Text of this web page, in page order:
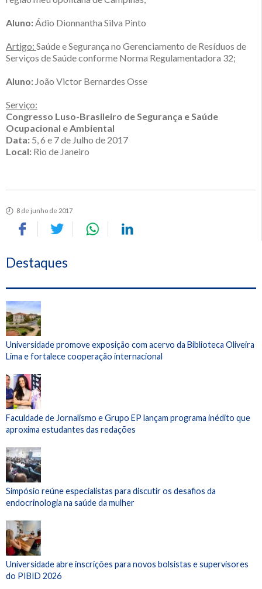
Aluno: Ádio Dionnantha Silva Pinto
Artigo: Saúde e Segurança no Gerenciamento de Resíduos de
Serviços de Saúde conforme Norma Regulamentadora 32;
Aluno: João Victor Bernardes Osse
Serviço:
Congresso Luso-Brasileiro de Segurança e Saúde
Ocupacional e Ambiental
Data: 5, 6 e 7 de Julho de 2017
Local: Rio de Janeiro
8 de junho de 2017
Destaques
Universidade promove exposição com acervo da Biblioteca Oliveira
Lima e fortalece cooperação internacional
Faculdade de Jornalismo e Grupo EP lançam programa inédito que
aproxima estudantes das redações
Simpósio reúne especialistas para discutir os desafios da
endocrinologia na saúde da mulher
Universidade abre inscrições para novos bolsistas e supervisores
do PIBID 2026